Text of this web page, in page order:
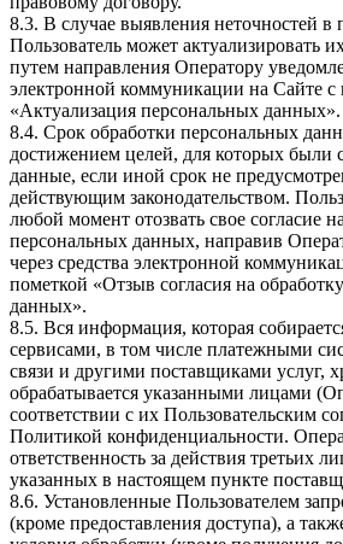
8.3. В случае выявления неточностей
Пользователь может актуализировать
путем направления Оператору
электронной коммуникации на Сайте с
«Актуализация персональных данных».
8.4. Срок обработки персональных
достижением целей, для которых были
данные, если иной срок не
действующим законодательством.
любой момент отозвать свое согласие
персональных данных, направив
через средства электронной
пометкой «Отзыв согласия на
данных».
8.5. Вся информация, которая
сервисами, в том числе платежными
связи и другими поставщиками услуг,
обрабатывается указанными лицами
соответствии с их Пользовательским
Политикой конфиденциальности.
ответственность за действия третьих
указанных в настоящем пункте
8.6. Установленные Пользователем
(кроме предоставления доступа), а